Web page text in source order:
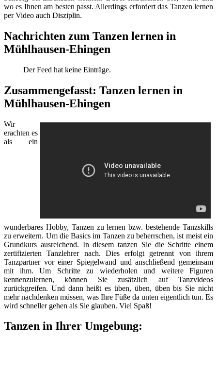
wo es Ihnen am besten passt. Allerdings erfordert das Tanzen lernen
per Video auch Disziplin.
Nachrichten zum Tanzen lernen in
Mühlhausen-Ehingen
Der Feed hat keine Einträge.
Zusammengefasst: Tanzen lernen in
Mühlhausen-Ehingen
Wir
erachten es
als ein
wunderbares Hobby, Tanzen zu lernen bzw. bestehende Tanzskills
zu erweitern. Um die Basics im Tanzen zu beherrschen, ist meist ein
Grundkurs ausreichend. In diesem tanzen Sie die Schritte einem
zertifizierten Tanzlehrer nach. Dies erfolgt getrennt von ihrem
Tanzpartner vor einer Spiegelwand und anschließend gemeinsam
mit ihm. Um Schritte zu wiederholen und weitere Figuren
kennenzulernen, können Sie zusätzlich auf Tanzvideos
zurückgreifen. Und dann heißt es üben, üben, üben bis Sie nicht
mehr nachdenken müssen, was Ihre Füße da unten eigentlich tun. Es
wird schneller gehen als Sie glauben. Viel Spaß!
Tanzen in Ihrer Umgebung: